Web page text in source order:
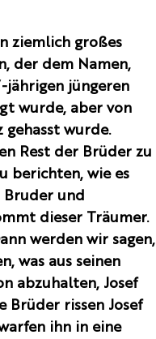
ziemlich großes
der dem Namen,
jährigen jüngeren
wurde, aber von
gehasst wurde.
Rest der Brüder zu
berichten, wie es
Bruder und
dieser Träumer.
werden wir sagen,
was aus seinen
abzuhalten, Josef
Brüder rissen Josef
ihn in eine